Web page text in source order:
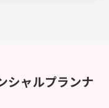
シャルプランナ